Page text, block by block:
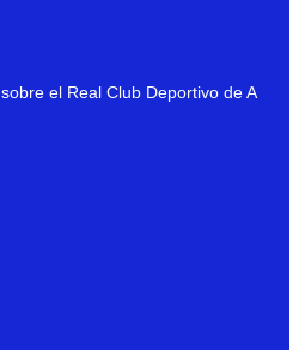
sobre el Real Club Deportivo de A